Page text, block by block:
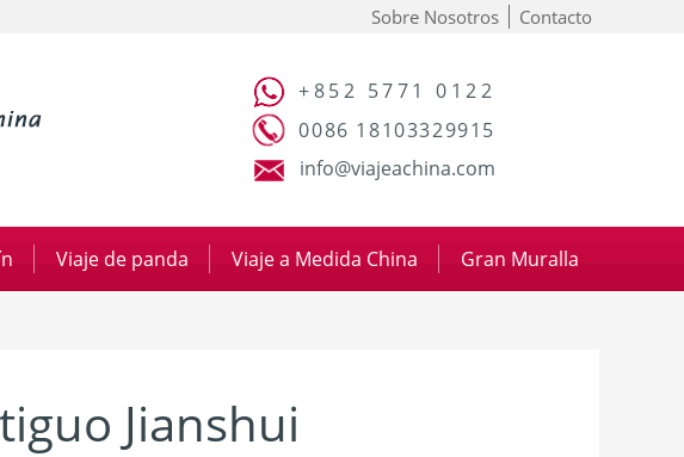
Sobre Nosotros Contacto
+852 5771 0122
0086 18103329915
info@viajeachina.com
Viaje de panda Viaje a Medida China Gran Muralla
Jianshui